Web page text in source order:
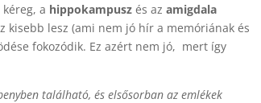
a hippokampuszés az amigdala
kisebb lesz (ami nem jó hír a memóriának és
fokozódik. Ez azért nem jó, mert így
található, és elsősorban az emlékek